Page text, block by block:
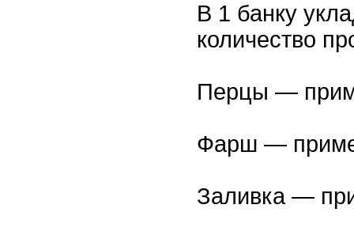
В 1 банку
количество
Перцы —
Фарш —
Заливка —